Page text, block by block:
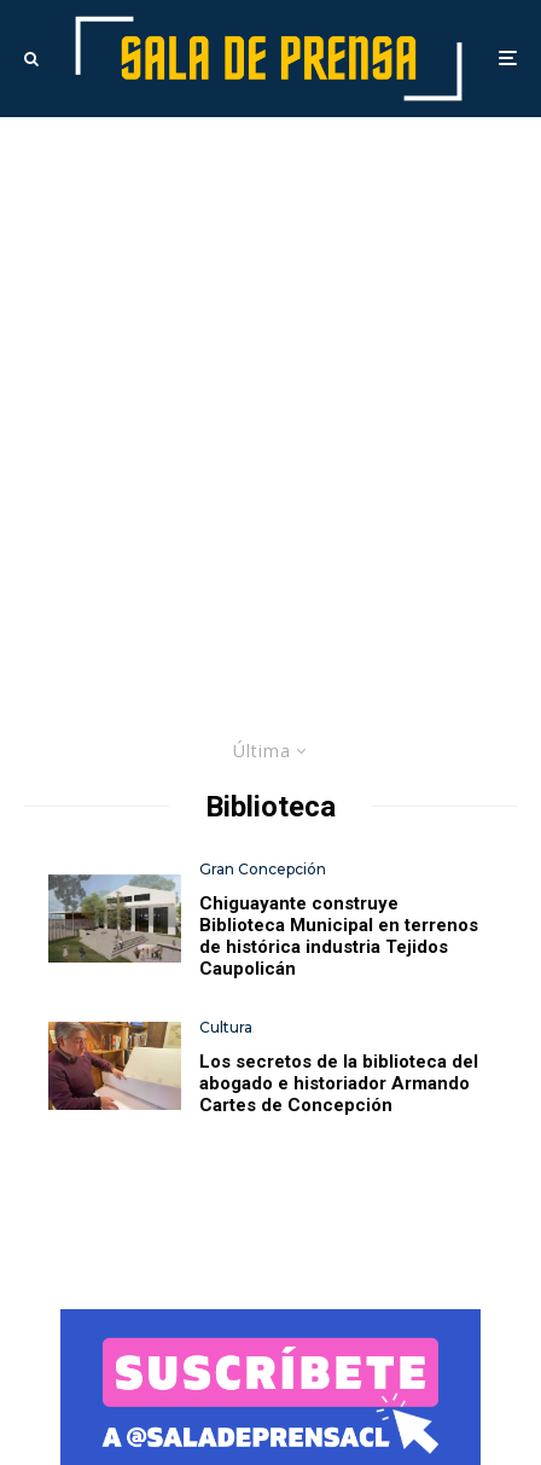
Última
Biblioteca
Gran Concepción
Chiguayante construye
Biblioteca Municipal en terrenos
de histórica industria Tejidos
Caupolicán
Cultura
Los secretos de la biblioteca del
abogado e historiador Armando
Cartes de Concepción